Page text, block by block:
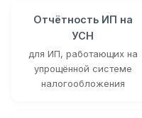
Отчётность ИП на
УСН
для ИП, работающих на
упрощённой системе
налогообложения